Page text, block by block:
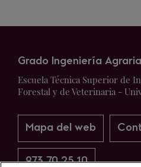
Grado Ingeniería
Escuela Técnica Superior de
Forestal y de Veterinaria -
Mapa del web
973 70 25 10